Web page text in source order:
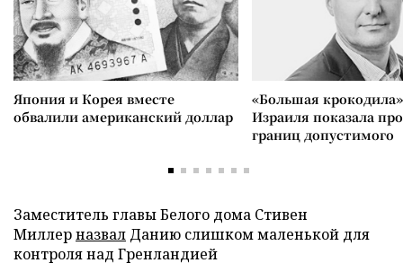
Япония и Корея вместе
обвалили американский доллар
«Большая
Израиля показала
границ допустимого
Заместитель главы Белого дома Стивен
Миллерназвал Данию слишком маленькой для
контроля над Гренландией